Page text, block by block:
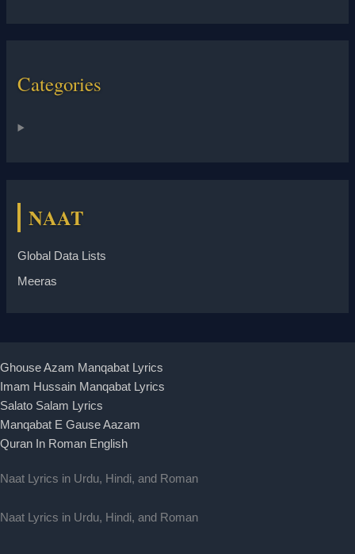
Categories
NAAT
Global Data Lists
Meeras
Ghouse Azam Manqabat Lyrics
Imam Hussain Manqabat Lyrics
Salato Salam Lyrics
Manqabat E Gause Aazam
Quran In Roman English
Naat Lyrics in Urdu, Hindi, and Roman
Naat Lyrics in Urdu, Hindi, and Roman